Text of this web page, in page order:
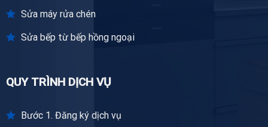
Sửa máy rửa chén
Sửa bếp từ bếp hồng ngoại
QUY TRÌNH DỊCH VỤ
Bước 1. Đăng ký dịch vụ